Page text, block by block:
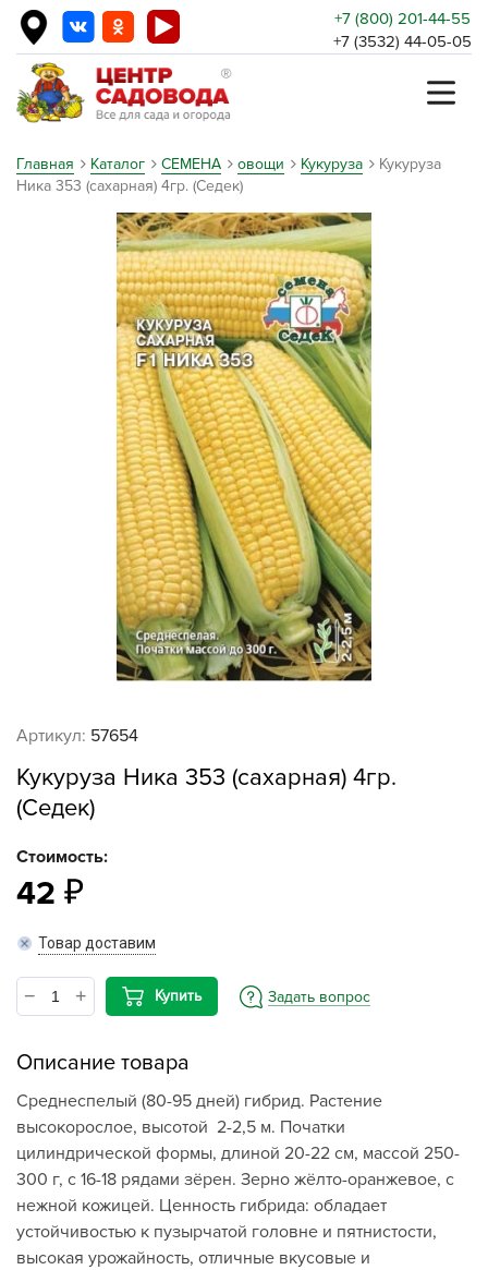
+7 (800) 201-44-55
+7 (3532) 44-05-05
Главная Каталог СЕМЕНА овощи Кукуруза
Кукуруза
Ника 353 (сахарная) 4гр. (Седек)
Артикул: 57654
Кукуруза Ника 353 (сахарная) 4гр.
(Седек)
Стоимость:
42
Товар доставим
Купить Задать вопрос
Описание товара
Среднеспелый (80-95 дней) гибрид. Растение
высокорослое, высотой 2-2,5 м. Початки
цилиндрической формы, длиной 20-22 см, массой 250-
300 г, с 16-18 рядами зёрен. Зерно жёлто-оранжевое, с
нежной кожицей. Ценность гибрида: обладает
устойчивостью к пузырчатой головне и пятнистости,
высокая урожайность, отличные вкусовые и